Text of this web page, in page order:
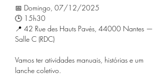
📅 Domingo, 07/12/2025
🕒 15h30
📍 42 Rue des Hauts Pavés, 44000 Nantes —
Salle C (RDC)
Vamos ter atividades manuais, histórias e um
lanche coletivo.